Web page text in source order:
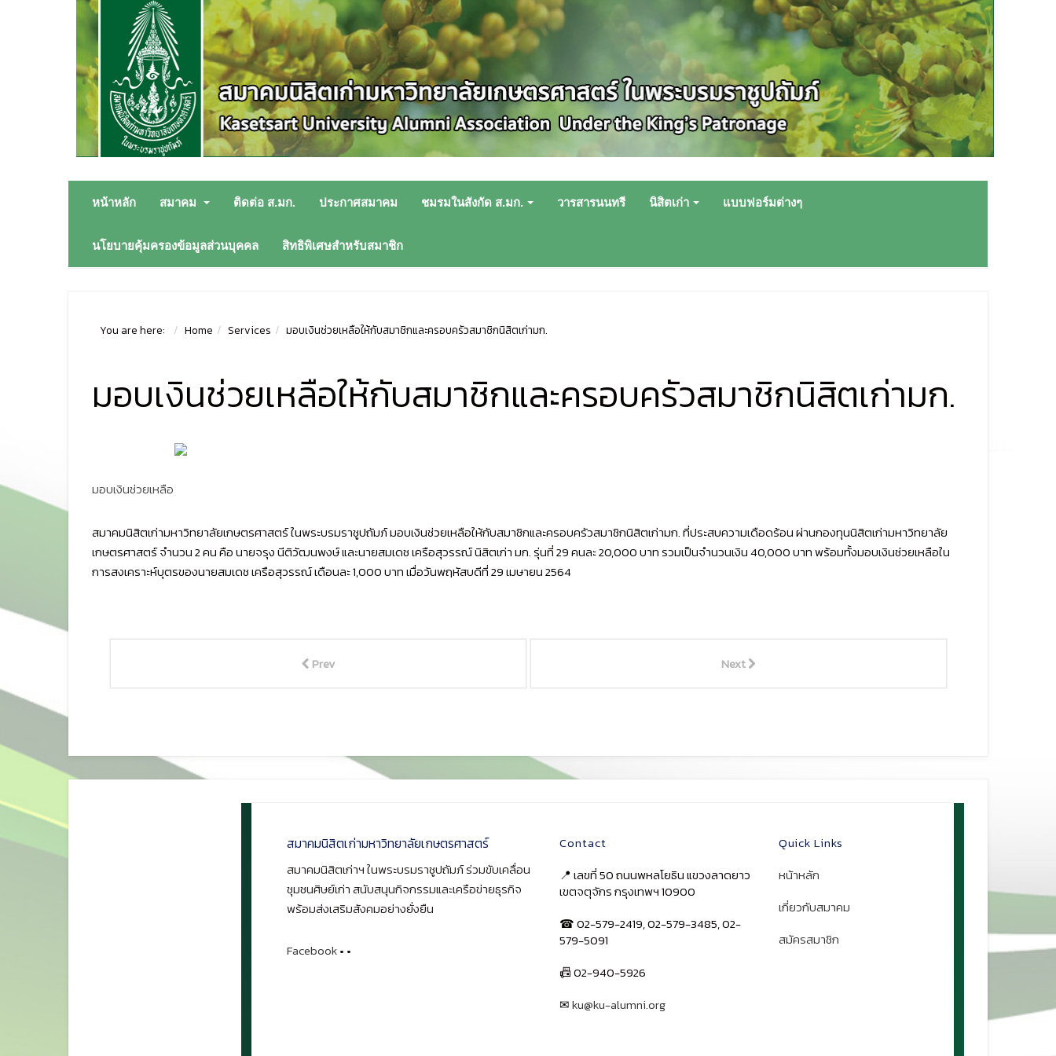
หน้าหลัก สมาคม ติดต่อ ส.มก. ประกาศสมาคม ชมรมในสังกัด ส.มก. วารสารนนทรี นิสิตเก่า แบบฟอร์มต่างๆ
นโยบายคุ้มครองข้อมูลส่วนบุคคล สิทธิพิเศษสำหรับสมาชิก
You are here: Home Services มอบเงินช่วยเหลือให้กับสมาชิกและครอบครัวสมาชิกนิสิตเก่ามก.
มอบเงินช่วยเหลือให้กับสมาชิกและครอบครัวสมาชิกนิสิตเก่ามก.
มอบเงินช่วยเหลือ
สมาคมนิสิตเก่ามหาวิทยาลัยเกษตรศาสตร์ ในพระบรมราชูปถัมภ์ มอบเงินช่วยเหลือให้กับสมาชิกและครอบครัวสมาชิกนิสิตเก่ามก. ที่ประสบความเดือดร้อน ผ่านกองทุนนิสิตเก่ามหาวิทยาลัย
เกษตรศาสตร์ จำนวน 2 คน คือ นายจรุง นีติวัฒนพงษ์ และนายสมเดช เครือสุวรรณ์ นิสิตเก่า มก. รุ่นที่ 29 คนละ 20,000 บาท รวมเป็นจำนวนเงิน 40,000 บาท พร้อมทั้งมอบเงินช่วยเหลือใน
การสงเคราะห์บุตรของนายสมเดช เครือสุวรรณ์ เดือนละ 1,000 บาท เมื่อวันพฤหัสบดีที่ 29 เมษายน 2564
Prev Next
สมาคมนิสิตเก่ามหาวิทยาลัยเกษตรศาสตร์
สมาคมนิสิตเก่าฯ ในพระบรมราชูปถัมภ์ ร่วมขับเคลื่อน
ชุมชนศิษย์เก่า สนับสนุนกิจกรรมและเครือข่ายธุรกิจ
พร้อมส่งเสริมสังคมอย่างยั่งยืน
Facebook• •
Contact
📍 เลขที่ 50 ถนนพหลโยธิน แขวงลาดยาว
เขตจตุจักร กรุงเทพฯ 10900
☎ 02-579-2419, 02-579-3485, 02-
579-5091
📠 02-940-5926
✉ku@ku-alumni.org
Quick Links
หน้าหลัก
เกี่ยวกับสมาคม
สมัครสมาชิก